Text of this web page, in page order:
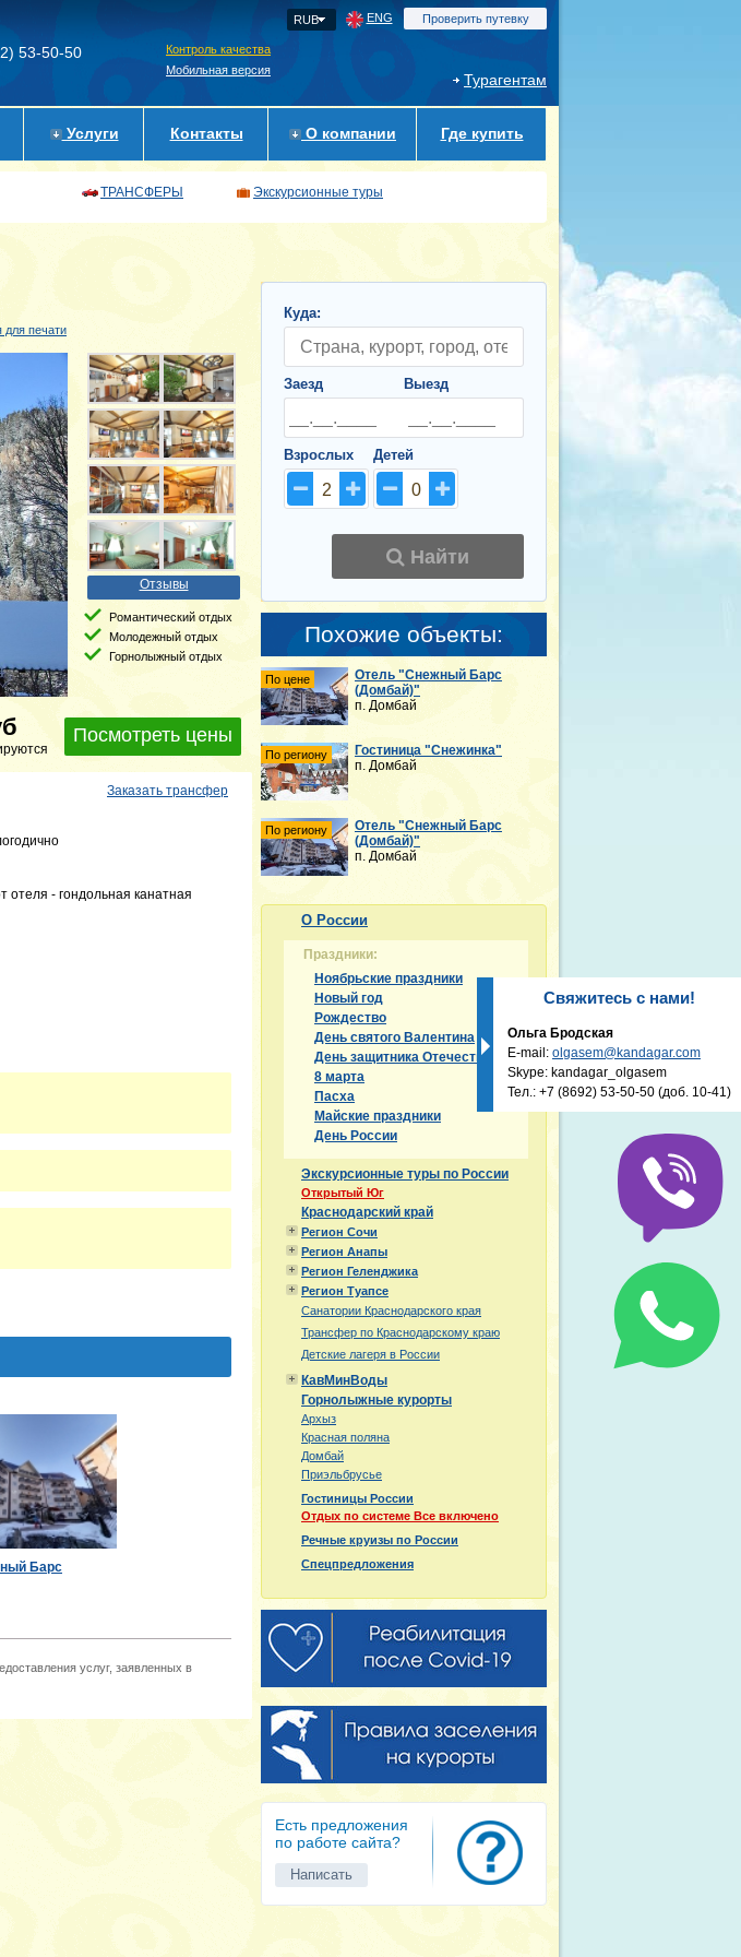
53-50-50
Контроль качества
Мобильная версия
RUB ENG Проверить путевку
Турагентам
Услуги Контакты О компании Где купить
ТРАНСФЕРЫ Экскурсионные туры
для печати
Отзывы
Романтический отдых
Молодежный отдых
Горнолыжный отдых
Посмотреть цены
Заказать трансфер
отеля - гондольная канатная
Барс
услуг, заявленных в
Свяжитесь с нами!
Ольга Бродская
E-mail: olgasem@kandagar.com
Skype: kandagar_olgasem
Тел.: +7 (8692) 53-50-50 (доб. 10-41)
Куда:
Заезд Выезд
Взрослых
2
Детей
0
Найти
Похожие объекты:
По цене
Отель "Снежный Барс
(Домбай)"
п. Домбай
По региону
Гостиница "Снежинка"
п. Домбай
По региону
Отель "Снежный Барс
(Домбай)"
п. Домбай
О России
Праздники:
Ноябрьские праздники
Новый год
Рождество
День святого Валентина
День защитника Отечества
8 марта
Пасха
Майские праздники
День России
Экскурсионные туры по России
Открытый Юг
Краснодарский край
Регион Сочи
Регион Анапы
Регион Геленджика
Регион Туапсе
Санатории Краснодарского края
Трансфер по Краснодарскому краю
Детские лагеря в России
КавМинВоды
Горнолыжные курорты
Архыз
Красная поляна
Домбай
Приэльбрусье
Гостиницы России
Отдых по системе Все включено
Речные круизы по России
Спецпредложения
Есть предложения
по работе сайта?
Написать